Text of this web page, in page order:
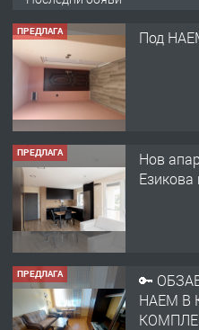
ПРЕДЛАГА Под
ПРЕДЛАГА
Нов
Езикова
ПРЕДЛАГА
🔑
НАЕМ В